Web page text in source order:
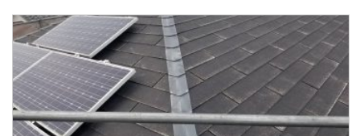
S様はこのようなお家にお住まいなのですが、よくよくみ
るとやは